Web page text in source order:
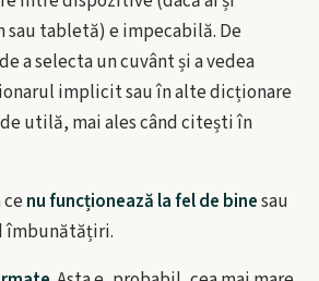
tabletă) e impecabilă. De
a selecta un cuvânt și a vedea
implicit sau în alte dicționare
utilă, mai ales când citești în
cenu funcționează la fel de binesau
îmbunătățiri.